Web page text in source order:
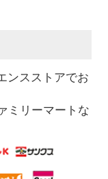
ンスストアでお
ミリーマートな